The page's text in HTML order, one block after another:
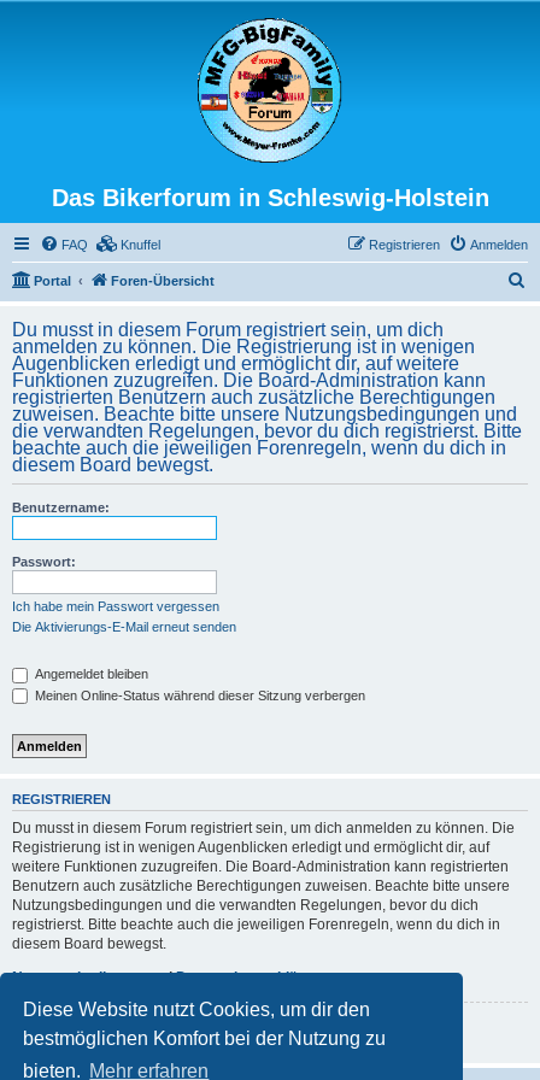
Diese Website nutzt Cookies, um dir den
bestmöglichen Komfort bei der Nutzung zu
bieten. Mehr erfahren
Das Bikerforum in Schleswig-Holstein
FAQ Knuffel Anmelden
Registrieren
Portal Foren-Übersicht
Du musst in diesem Forum registriert sein, um dich
anmelden zu können. Die Registrierung ist in wenigen
Augenblicken erledigt und ermöglicht dir, auf weitere
Funktionen zuzugreifen. Die Board-Administration kann
registrierten Benutzern auch zusätzliche Berechtigungen
zuweisen. Beachte bitte unsere Nutzungsbedingungen und
die verwandten Regelungen, bevor du dich registrierst. Bitte
beachte auch die jeweiligen Forenregeln, wenn du dich in
diesem Board bewegst.
Benutzername:
Passwort:
Ich habe mein Passwort vergessen
Die Aktivierungs-E-Mail erneut senden
Angemeldet bleiben
Meinen Online-Status während dieser Sitzung verbergen
REGISTRIEREN
Du musst in diesem Forum registriert sein, um dich anmelden zu können. Die
Registrierung ist in wenigen Augenblicken erledigt und ermöglicht dir, auf
weitere Funktionen zuzugreifen. Die Board-Administration kann registrierten
Benutzern auch zusätzliche Berechtigungen zuweisen. Beachte bitte unsere
Nutzungsbedingungen und die verwandten Regelungen, bevor du dich
registrierst. Bitte beachte auch die jeweiligen Forenregeln, wenn du dich in
diesem Board bewegst.
Nutzungsbedingungen|Datenschutzerklärung
Registrieren